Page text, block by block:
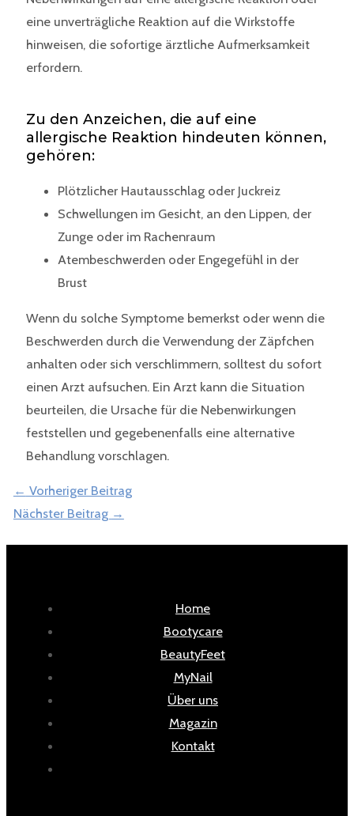
eine unverträgliche Reaktion auf die Wirkstoffe
hinweisen, die sofortige ärztliche Aufmerksamkeit
erfordern.
Zu den Anzeichen, die auf eine
allergische Reaktion hindeuten können,
gehören:
Plötzlicher Hautausschlag oder Juckreiz
Schwellungen im Gesicht, an den Lippen, der
Zunge oder im Rachenraum
Atembeschwerden oder Engegefühl in der
Brust
Wenn du solche Symptome bemerkst oder wenn die
Beschwerden durch die Verwendung der Zäpfchen
anhalten oder sich verschlimmern, solltest du sofort
einen Arzt aufsuchen. Ein Arzt kann die Situation
beurteilen, die Ursache für die Nebenwirkungen
feststellen und gegebenenfalls eine alternative
Behandlung vorschlagen.
← Vorheriger Beitrag
Nächster Beitrag →
Home
Bootycare
BeautyFeet
MyNail
Über uns
Magazin
Kontakt